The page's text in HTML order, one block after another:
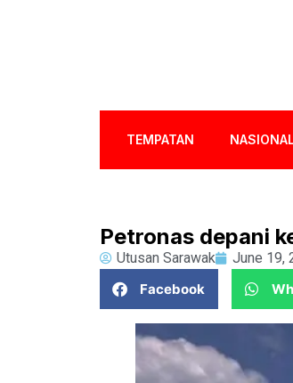
TEMPATAN
Petronas depani
Utusan Sarawak June 19,
Facebook